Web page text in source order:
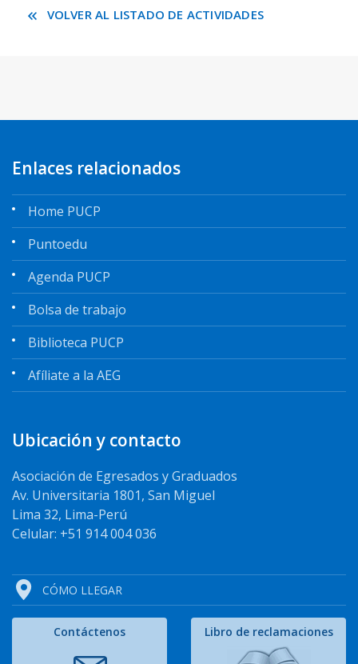
VOLVER AL LISTADO DE ACTIVIDADES
Enlaces relacionados
Home PUCP
Puntoedu
Agenda PUCP
Bolsa de trabajo
Biblioteca PUCP
Afíliate a la AEG
Ubicación y contacto
Asociación de Egresados y Graduados
Av. Universitaria 1801, San Miguel
Lima 32, Lima-Perú
Celular: +51 914 004 036
CÓMO LLEGAR
Contáctenos Libro de reclamaciones